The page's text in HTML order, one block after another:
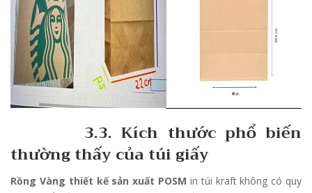
3.3. Kích thước phổ biến
thường thấy của túi giấy
Rồng Vàng thiết kế sản xuất POSM in túi kraft không có quy